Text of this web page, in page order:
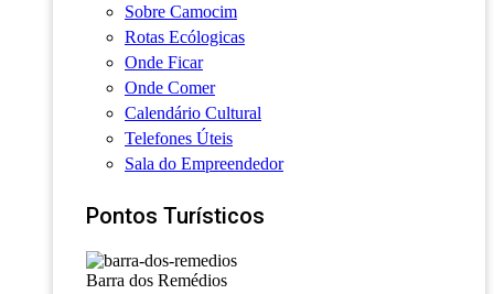
Sobre Camocim
Rotas Ecólogicas
Onde Ficar
Onde Comer
Calendário Cultural
Telefones Úteis
Sala do Empreendedor
Pontos Turísticos
Barra dos Remédios